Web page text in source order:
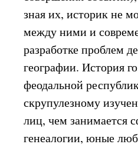
зная их, историк не
между ними и
разработке проблем
географии. История
феодальной
скрупулезному
лиц, чем занимается
генеалогии, юные